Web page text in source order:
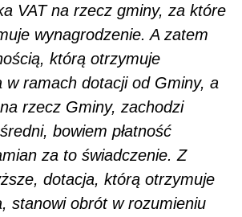
VAT na rzecz gminy, za które
wynagrodzenie. A zatem
którą otrzymuje
w ramach dota­cji od Gminy, a
rzecz Gminy, zachodzi
bowiem płatność
za to świadczenie. Z
dotacja, którą otrzymuje
stanowi obrót w rozumieniu